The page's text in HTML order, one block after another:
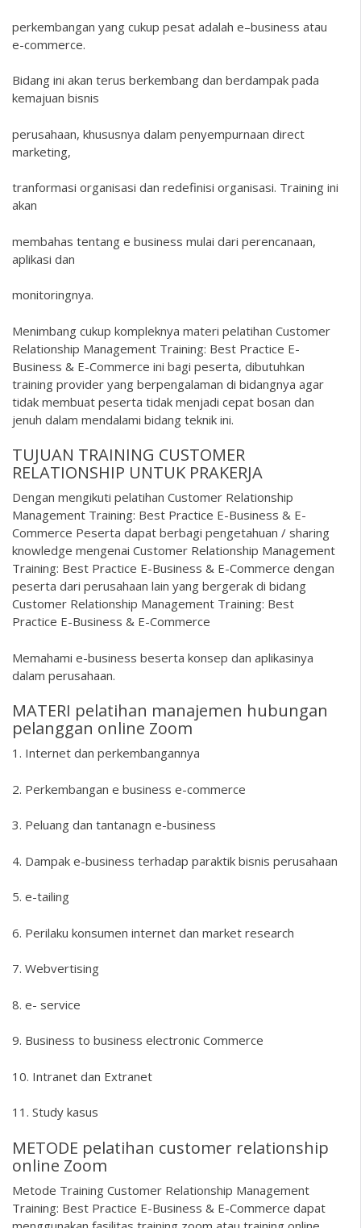
perkembangan yang cukup pesat adalah e–business atau
e-commerce.
Bidang ini akan terus berkembang dan berdampak pada
kemajuan bisnis
perusahaan, khususnya dalam penyempurnaan direct
marketing,
tranformasi organisasi dan redefinisi organisasi. Training ini
akan
membahas tentang e business mulai dari perencanaan,
aplikasi dan
monitoringnya.
Menimbang cukup kompleknya materi pelatihan Customer
Relationship Management Training: Best Practice E-
Business & E-Commerce ini bagi peserta, dibutuhkan
training provider yang berpengalaman di bidangnya agar
tidak membuat peserta tidak menjadi cepat bosan dan
jenuh dalam mendalami bidang teknik ini.
TUJUAN TRAINING CUSTOMER
RELATIONSHIP UNTUK PRAKERJA
Dengan mengikuti pelatihan Customer Relationship
Management Training: Best Practice E-Business & E-
Commerce Peserta dapat berbagi pengetahuan / sharing
knowledge mengenai Customer Relationship Management
Training: Best Practice E-Business & E-Commerce dengan
peserta dari perusahaan lain yang bergerak di bidang
Customer Relationship Management Training: Best
Practice E-Business & E-Commerce
Memahami e-business beserta konsep dan aplikasinya
dalam perusahaan.
MATERI pelatihan manajemen hubungan
pelanggan online Zoom
1. Internet dan perkembangannya
2. Perkembangan e business e-commerce
3. Peluang dan tantanagn e-business
4. Dampak e-business terhadap paraktik bisnis perusahaan
5. e-tailing
6. Perilaku konsumen internet dan market research
7. Webvertising
8. e- service
9. Business to business electronic Commerce
10. Intranet dan Extranet
11. Study kasus
METODE pelatihan customer relationship
online Zoom
Metode Training Customer Relationship Management
Training: Best Practice E-Business & E-Commerce dapat